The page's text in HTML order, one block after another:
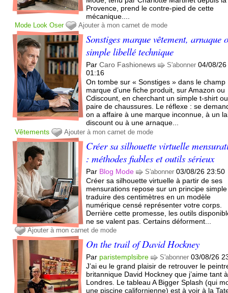
Provence, prend le contre-pied de cette
mécanique....
Mode Look Oser Ajouter à mon carnet de mode
Sonstiges marque vêtement, arnaque
simple libellé technique
ParCaro Fashionews S'abonner 04/08/26
01:16
On tombe sur « Sonstiges » dans le champ
marque d’une fiche produit, sur Amazon ou
Cdiscount, en cherchant un simple t-shirt
paire de chaussures. Le réflexe : se
on a affaire à une marque inconnue, à un
discount ou à une arnaque...
Vêtements
Ajouter à mon carnet de mode
Créer sa silhouette virtuelle
: méthodes fiables et outils sérieux
Par Blog Mode S'abonner 03/08/26 23:50
Créer sa silhouette virtuelle à partir de ses
mensurations repose sur un principe
traduire des centimètres en un modèle
numérique censé représenter votre corps.
Derrière cette promesse, les outils
ne se valent pas. Certains déforment...
Ajouter à mon carnet de mode
On the trail of David Hockney
Par paristemplsibre S'abonner 03/08/26
J’ai eu le grand plaisir de retrouver le
britannique David Hockney que j’aime tant à
Londres. Le tableau A Bigger Splash (qui
une piscine californienne) est à voir à la